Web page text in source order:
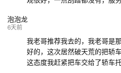
泡泡龙
6天前
我老哥推荐我去的，我老哥是
好的，这次居然破天荒的把轿
这态度我赶紧把车交给了轿车